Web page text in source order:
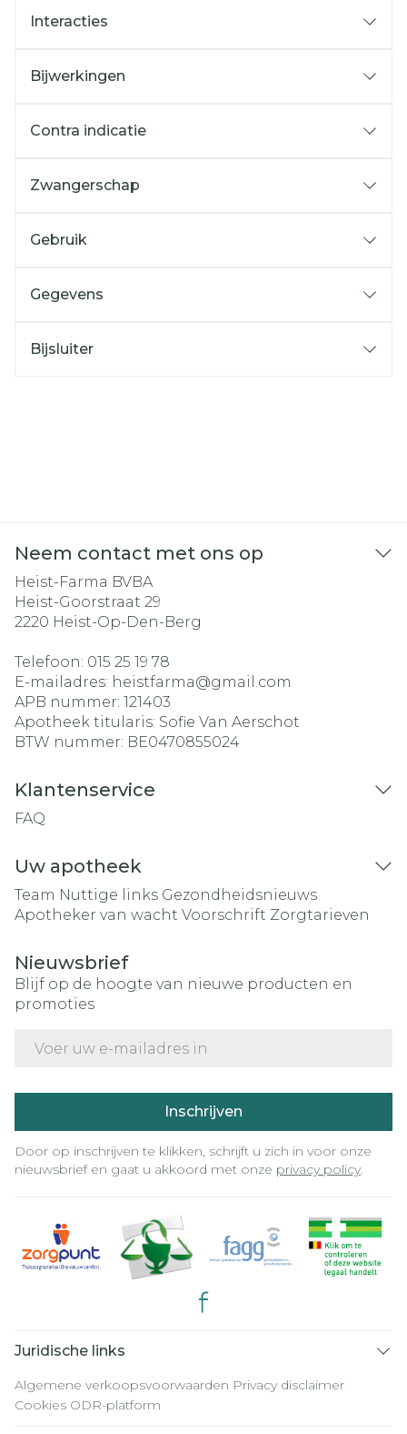
Interacties
Bijwerkingen
Contra indicatie
Zwangerschap
Gebruik
Gegevens
Bijsluiter
Neem contact met ons op
Heist-Farma BVBA
Heist-Goorstraat 29
2220 Heist-Op-Den-Berg
Telefoon: 015 25 19 78
E-mailadres: heistfarma@gmail.com
APB nummer: 121403
Apotheek titularis: Sofie Van Aerschot
BTW nummer: BE0470855024
Klantenservice
FAQ
Uw apotheek
Team Nuttige links Gezondheidsnieuws
Apotheker van wacht Voorschrift Zorgtarieven
Nieuwsbrief
Blijf op de hoogte van nieuwe producten en
promoties
Inschrijven
Door op inschrijven te klikken, schrijft u zich in voor onze
nieuwsbrief en gaat u akkoord met onze privacy policy.
Juridische links
Algemene verkoopsvoorwaarden Privacy disclaimer
Cookies ODR-platform